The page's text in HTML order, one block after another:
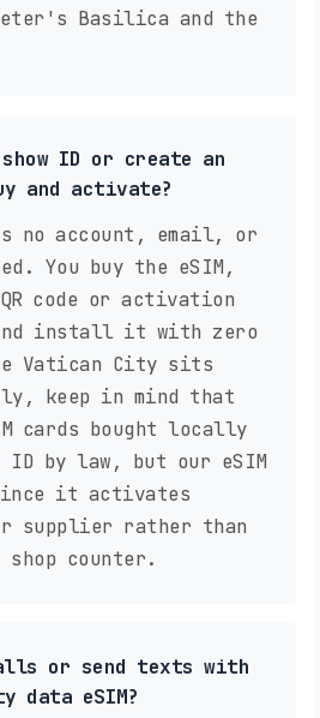
Basilica and the
ID or create an
and activate?
no account, email, or
You buy the eSIM,
code or activation
install it with zero
Vatican City sits
keep in mind that
cards bought locally
ID by law, but our eSIM
it activates
supplier rather than
counter.
or send texts with
data eSIM?